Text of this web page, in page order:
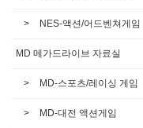
NES-액션/어드벤쳐게임
MD 메가드라이브 자료실
MD-스포츠/레이싱 게임
MD-대전 액션게임